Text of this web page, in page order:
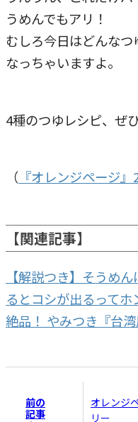
うめんでもアリ！
むしろ今日はどんな
なっちゃいますよ。
4種のつゆレシピ、ぜ
（ 『オレンジページ
【関連記事】
【解説つき】そうめ
るとコシが出るってホ
絶品！ やみつき『台
前の
記事
オレンジ
リー